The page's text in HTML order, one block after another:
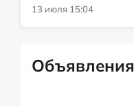
13 июля 15:04
Объявления